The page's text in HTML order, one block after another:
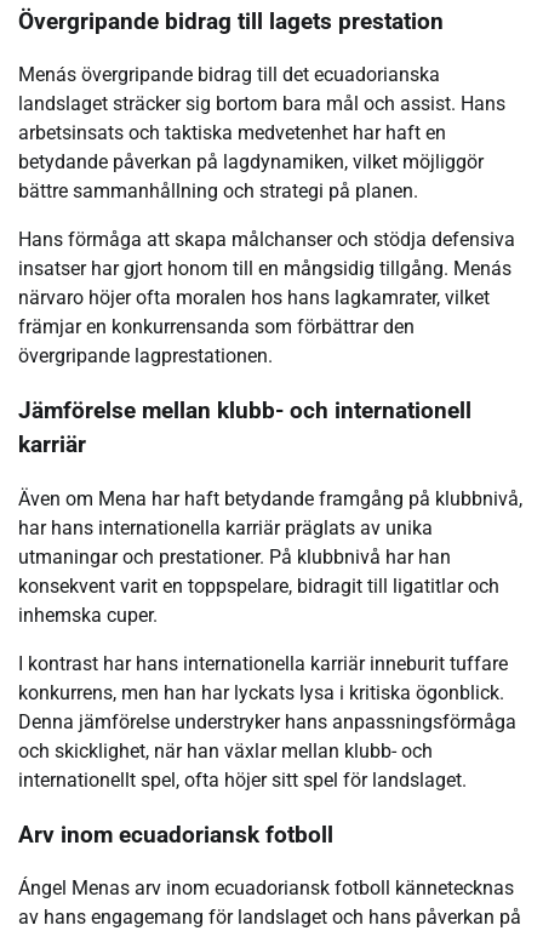
Övergripande bidrag till lagets prestation
Menás övergripande bidrag till det ecuadorianska
landslaget sträcker sig bortom bara mål och assist. Hans
arbetsinsats och taktiska medvetenhet har haft en
betydande påverkan på lagdynamiken, vilket möjliggör
bättre sammanhållning och strategi på planen.
Hans förmåga att skapa målchanser och stödja defensiva
insatser har gjort honom till en mångsidig tillgång. Menás
närvaro höjer ofta moralen hos hans lagkamrater, vilket
främjar en konkurrensanda som förbättrar den
övergripande lagprestationen.
Jämförelse mellan klubb- och internationell
karriär
Även om Mena har haft betydande framgång på klubbnivå,
har hans internationella karriär präglats av unika
utmaningar och prestationer. På klubbnivå har han
konsekvent varit en toppspelare, bidragit till ligatitlar och
inhemska cuper.
I kontrast har hans internationella karriär inneburit tuffare
konkurrens, men han har lyckats lysa i kritiska ögonblick.
Denna jämförelse understryker hans anpassningsförmåga
och skicklighet, när han växlar mellan klubb- och
internationellt spel, ofta höjer sitt spel för landslaget.
Arv inom ecuadoriansk fotboll
Ángel Menas arv inom ecuadoriansk fotboll kännetecknas
av hans engagemang för landslaget och hans påverkan på